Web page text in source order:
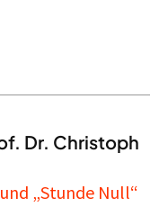
Dr. Christoph
„Stunde Null“